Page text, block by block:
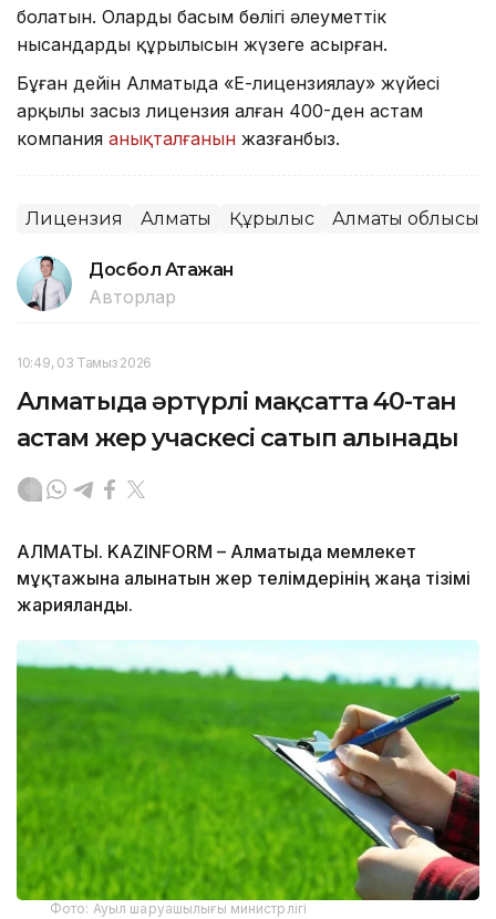
болатын. Олардың басым бөлігі әлеуметтік
нысандардың құрылысын жүзеге асырған.
Бұған дейін Алматыда «Е-лицензиялау» жүйесі
арқылы заңсыз лицензия алған 400-ден астам
компания анықталғанын жазғанбыз.
Лицензия Алматы Құрылыс Алматы облысы
Досбол Атажан
Авторлар
10:49, 03 Тамыз 2026
Алматыда әртүрлі мақсатта 40-тан
астам жер учаскесі сатып алынады
АЛМАТЫ. KAZINFORM – Алматыда мемлекет
мұқтажына алынатын жер телімдерінің жаңа тізімі
жарияланды.
Фото: Ауыл шаруашылығы министрлігі